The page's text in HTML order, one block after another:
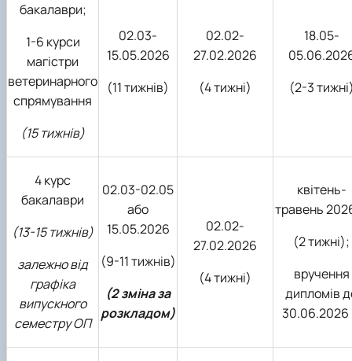
бакалаври;
1-6 курси
магістри
ветеринарного
спрямування
(15 тижнів)
02.03-
15.05.2026
(11 тижнів)
02.02-
27.02.2026
(4 тижні)
18.05-
(2-3
4 курс
бакалаври
(13-15 тижнів)
залежно від
графіка
випускного
семестру ОП
02.03-02.05
або
15.05.2026
(9-11 тижнів)
(2 зміна за
розкладом)
02.02-
27.02.2026
(4 тижні)
квітень-
травень
(2 тижні);
вручення
дипломів
30.06.2026